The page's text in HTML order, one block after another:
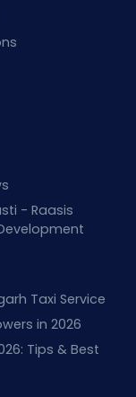
- Raasis
Taxi Service
in 2026
Tips & Best